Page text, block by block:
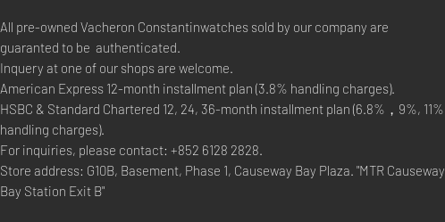
All pre-owned Vacheron Constantinwatches sold by our company are
guaranted to be authenticated.
Inquery at one of our shops are welcome.
American Express 12-month installment plan (3.8% handling charges).
HSBC & Standard Chartered 12, 24, 36-month installment plan (6.8%，9%, 11%
handling charges).
For inquiries, please contact: +852 6128 2828.
Store address: G10B, Basement, Phase 1, Causeway Bay Plaza. "MTR Causeway
Bay Station Exit B"